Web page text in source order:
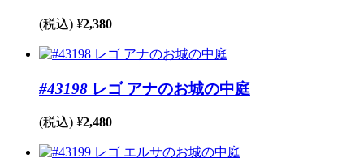
(税込) ¥2,380
#43198 レゴ アナのお城の中庭
(税込) ¥2,480